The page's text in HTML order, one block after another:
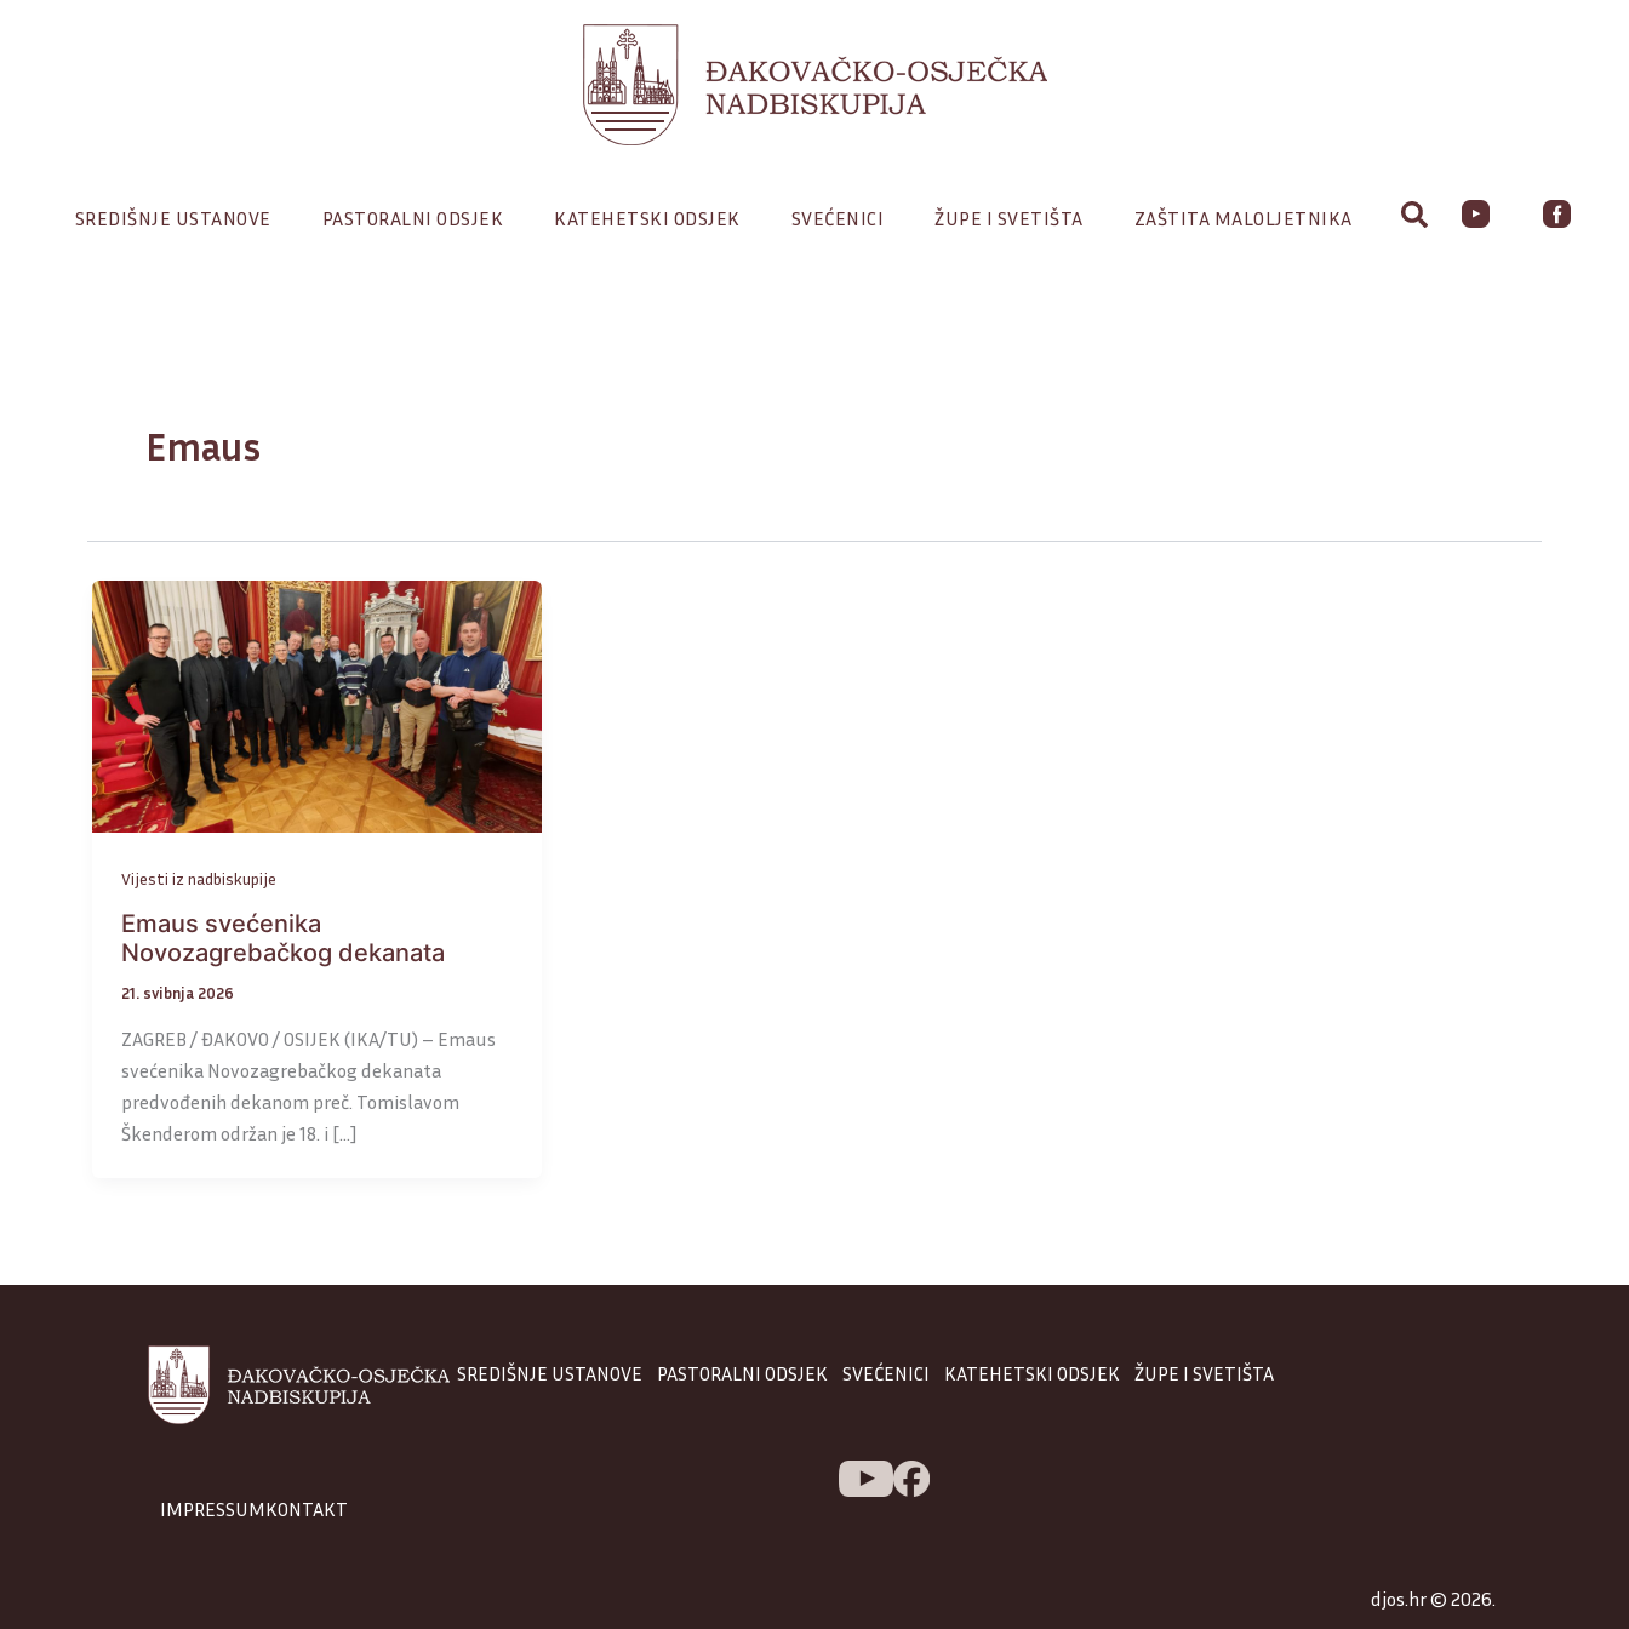
SREDIŠNJE USTANOVE PASTORALNI ODSJEK KATEHETSKI ODSJEK SVEĆENICI ŽUPE I SVETIŠTA ZAŠTITA MALOLJETNIKA
Emaus
Vijesti iz nadbiskupije
Emaus svećenika
Novozagrebačkog dekanata
21. svibnja 2026
ZAGREB / ĐAKOVO / OSIJEK (IKA/TU) – Emaus
svećenika Novozagrebačkog dekanata
predvođenih dekanom preč. Tomislavom
Škenderom održan je 18. i […]
SREDIŠNJE USTANOVE PASTORALNI ODSJEK SVEĆENICI KATEHETSKI ODSJEK ŽUPE I SVETIŠTA
IMPRESSUMKONTAKT
djos.hr © 2026.